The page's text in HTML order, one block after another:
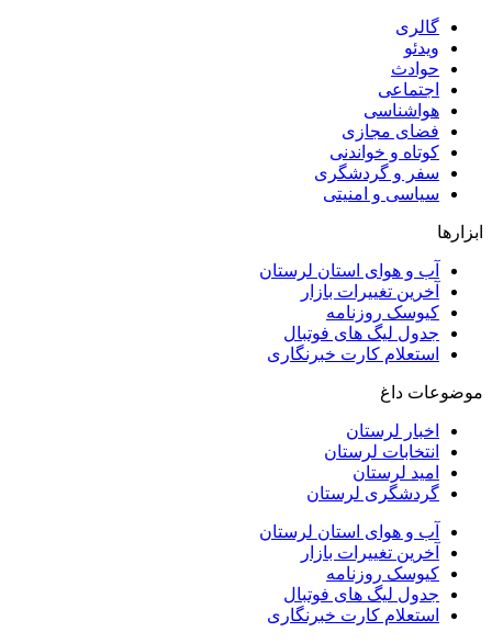
گالری
ویدئو
حوادث
اجتماعی
هواشناسی
فضای مجازی
کوتاه و خواندنی
سفر و گردشگری
سیاسی و امنیتی
ابزارها
آب و هوای استان لرستان
آخرین تغییرات بازار
کیوسک روزنامه
جدول لیگ های فوتبال
استعلام کارت خبرنگاری
موضوعات داغ
اخبار لرستان
انتخابات لرستان
امید لرستان
گردشگری لرستان
آب و هوای استان لرستان
آخرین تغییرات بازار
کیوسک روزنامه
جدول لیگ های فوتبال
استعلام کارت خبرنگاری